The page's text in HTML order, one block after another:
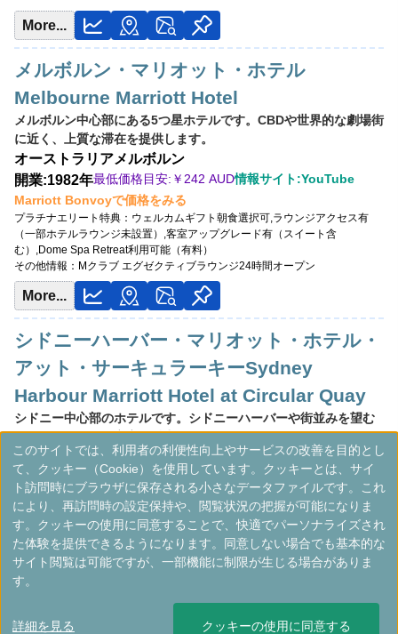
More...
メルボルン・マリオット・ホテル
Melbourne Marriott Hotel
メルボルン中心部にある5つ星ホテルです。CBDや世界的な劇場街
に近く、上質な滞在を提供します。
オーストラリアメルボルン
開業:1982年最低価格目安:￥ 242 AUD情報サイト:YouTube
Marriott Bonvoyで価格をみる
プラチナエリート特典： ウェルカムギフト朝食選択可,ラウンジアクセス有
（一部ホテルラウンジ未設置）,客室アップグレード有（スイート含
む）,Dome Spa Retreat利用可能（有料）
その他情報： Mクラブ エグゼクティブラウンジ24時間オープン
More...
シドニーハーバー・マリオット・ホテル・
アット・サーキュラーキーSydney
Harbour Marriott Hotel at Circular Quay
シドニー中心部のホテルです。シドニーハーバーや街並みを望む
スタイリッシュな客室が魅力です。
オーストラリアシドニー
開業:1989年 最低価格目安:￥278 AUD情報サイト:YouTube
Marriott Bonvoyで価格をみる
プラチナエリート特典： ウェルカムギフト朝食選択可,ラウンジアクセス有
（一部ホテルラウンジ未設置）,客室アップグレード有（スイート含む）,M
Clubでのイブニングカクテル提供（宿泊者限定）
More...
このサイトでは、利用者の利便性向上やサービスの改善を目的とし
て、クッキー（Cookie）を使用しています。クッキーとは、サイ
ト訪問時にブラウザに保存される小さなデータファイルです。これ
により、再訪問時の設定保持や、閲覧状況の把握が可能になりま
す。クッキーの使用に同意することで、快適でパーソナライズされ
た体験を提供できるようになります。同意しない場合でも基本的な
サイト閲覧は可能ですが、一部機能に制限が生じる場合がありま
す。
詳細を見る クッキーの使用に同意する